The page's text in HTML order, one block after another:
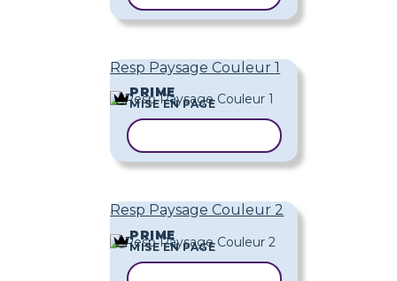
Resp Paysage Couleur 1
PRIME
MISE EN PAGE
Resp Paysage Couleur 2
PRIME
MISE EN PAGE